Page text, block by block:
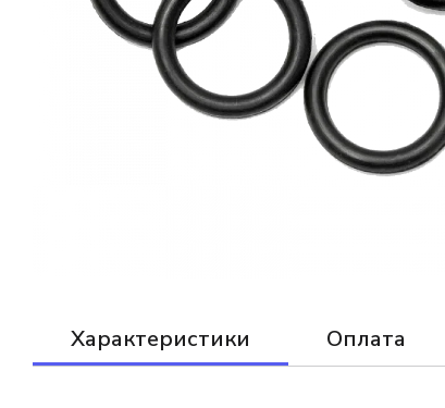
Характеристики Оплата